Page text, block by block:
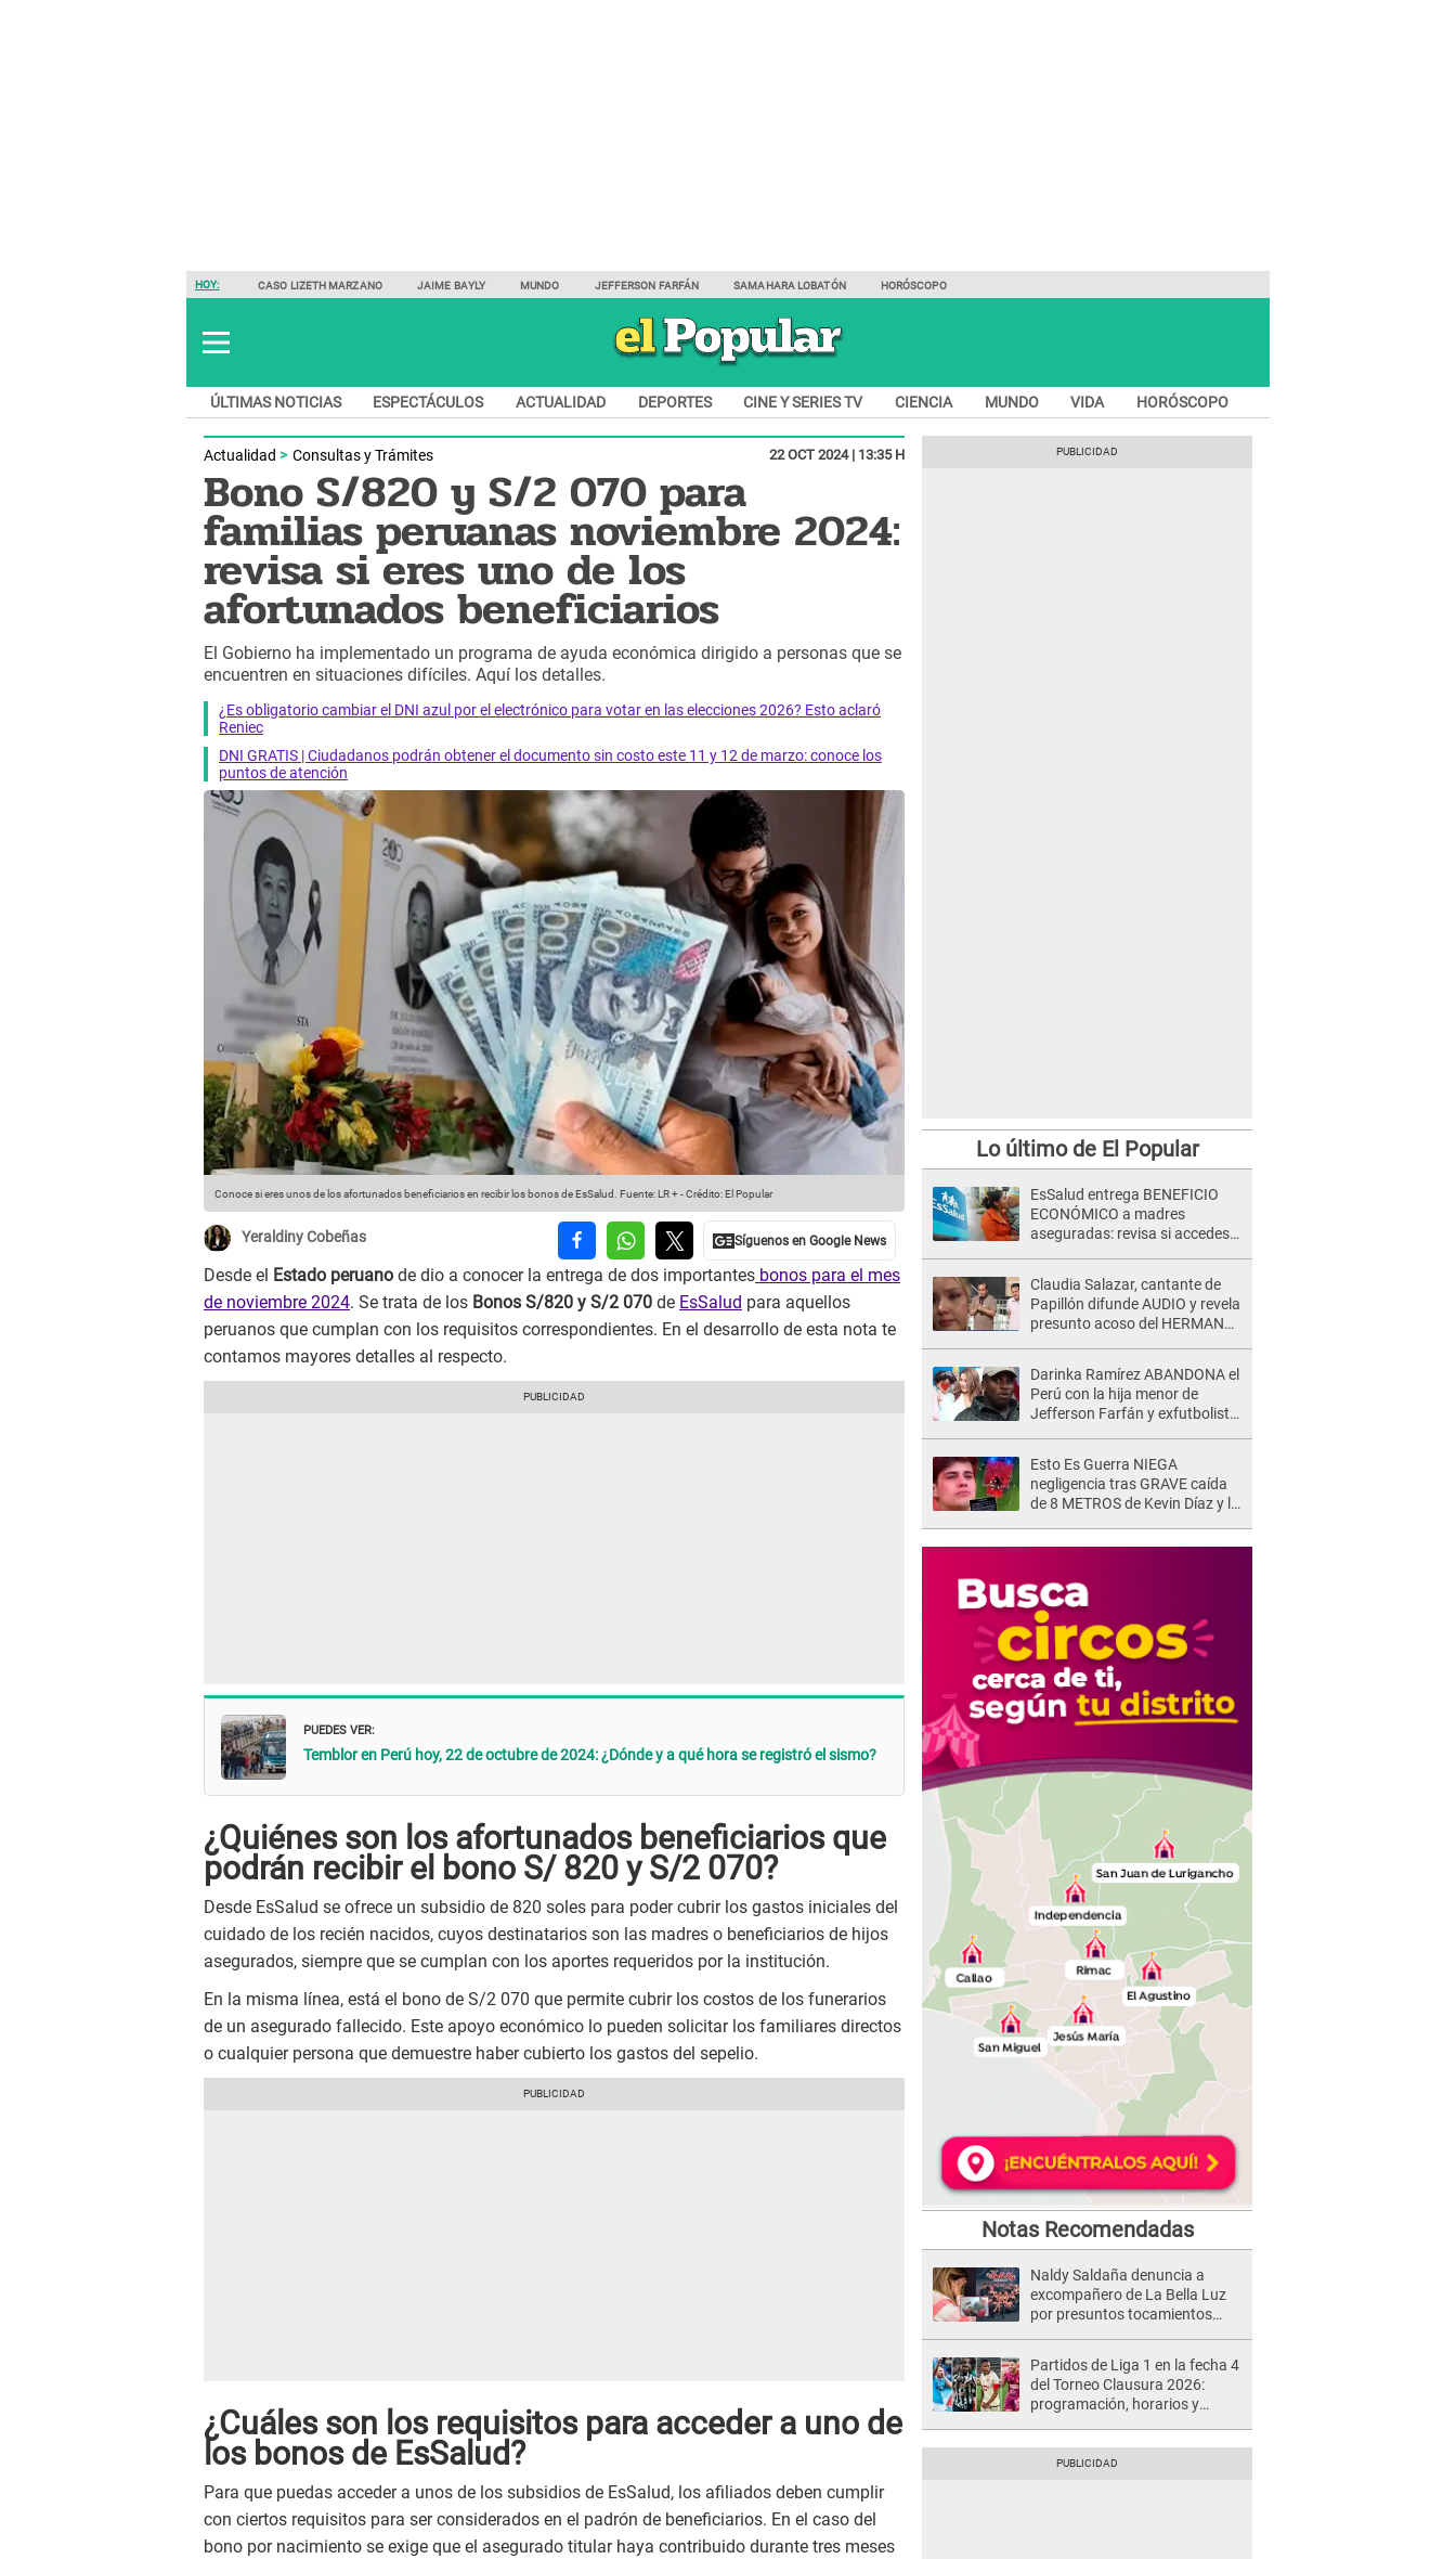
HOY: CASO LIZETH MARZANO JAIME BAYLY MUNDO JEFFERSON FARFÁN SAMAHARA LOBATÓN HORÓSCOPO
ÚLTIMAS NOTICIAS ESPECTÁCULOS ACTUALIDAD DEPORTES CINE Y SERIES TV CIENCIA MUNDO VIDA HORÓSCOPO
Actualidad Consultas y Trámites 22 OCT 2024 | 13:35 H
Bono S/820 y S/2 070 para
familias peruanas noviembre 2024:
revisa si eres uno de los
afortunados beneficiarios
El Gobierno ha implementado un programa de ayuda económica dirigido a personas que se
encuentren en situaciones difíciles. Aquí los detalles.
¿Es obligatorio cambiar el DNI azul por el electrónico para votar en las elecciones 2026? Esto aclaró
Reniec
DNI GRATIS | Ciudadanos podrán obtener el documento sin costo este 11 y 12 de marzo: conoce los
puntos de atención
Conoce si eres unos de los afortunados beneficiarios en recibir los bonos de EsSalud. Fuente: LR +-Crédito: El Popular
Yeraldiny Cobeñas
Desde el Estado peruano de dio a conocer la entrega de dos importantes bonos para el mes
de noviembre 2024. Se trata de los Bonos S/820 y S/2 070 de EsSalud para aquellos
peruanos que cumplan con los requisitos correspondientes. En el desarrollo de esta nota te
contamos mayores detalles al respecto.
PUEDES VER:
Temblor en Perú hoy, 22 de octubre de 2024: ¿Dónde y a qué hora se registró el sismo?
¿Quiénes son los afortunados beneficiarios que
podrán recibir el bono S/ 820 y S/2 070?
Desde EsSalud se ofrece un subsidio de 820 soles para poder cubrir los gastos iniciales del
cuidado de los recién nacidos, cuyos destinatarios son las madres o beneficiarios de hijos
asegurados, siempre que se cumplan con los aportes requeridos por la institución.
En la misma línea, está el bono de S/2 070 que permite cubrir los costos de los funerarios
de un asegurado fallecido. Este apoyo económico lo pueden solicitar los familiares directos
o cualquier persona que demuestre haber cubierto los gastos del sepelio.
¿Cuáles son los requisitos para acceder a uno de
los bonos de EsSalud?
Para que puedas acceder a unos de los subsidios de EsSalud, los afiliados deben cumplir
con ciertos requisitos para ser considerados en el padrón de beneficiarios. En el caso del
bono por nacimiento se exige que el asegurado titular haya contribuido durante tres meses
Lo último de El Popular
EsSalud entrega BENEFICIO
ECONÓMICO a madres
aseguradas: revisa si accedes
Claudia Salazar, cantante de
Papillón difunde AUDIO y revela
presunto acoso del HERMANO
shock"
Darinka Ramírez ABANDONA el
Perú con la hija menor de
Jefferson Farfán y exfutbolista
Esto Es Guerra NIEGA
negligencia tras GRAVE caída
de 8 METROS de Kevin Díaz y lo
Notas Recomendadas
Naldy Saldaña denuncia a
excompañero de La Bella Luz
por presuntos tocamientos
Partidos de Liga 1 en la fecha 4
del Torneo Clausura 2026:
programación, horarios y